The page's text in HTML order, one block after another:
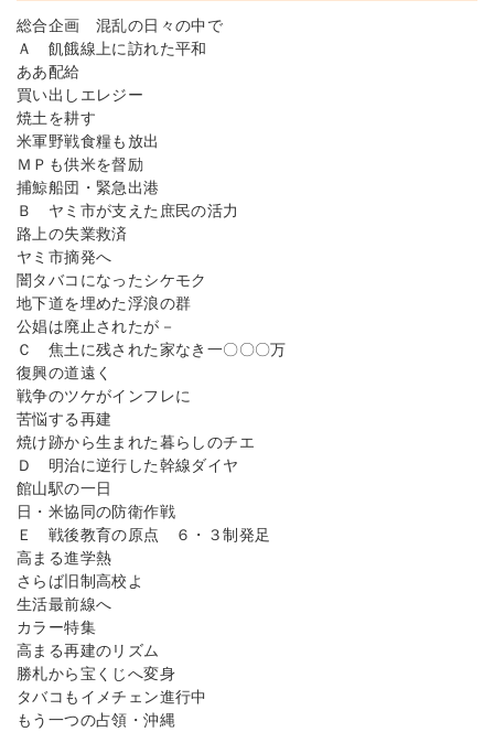
総合企画 混乱の日々の中で
Ａ 飢餓線上に訪れた平和
ああ配給
買い出しエレジー
焼土を耕す
米軍野戦食糧も放出
ＭＰも供米を督励
捕鯨船団・緊急出港
Ｂ ヤミ市が支えた庶民の活力
路上の失業救済
ヤミ市摘発へ
闇タバコになったシケモク
地下道を埋めた浮浪の群
公娼は廃止されたが－
Ｃ 焦土に残された家なき一〇〇〇万
復興の道遠く
戦争のツケがインフレに
苦悩する再建
焼け跡から生まれた暮らしのチエ
Ｄ 明治に逆行した幹線ダイヤ
館山駅の一日
日・米協同の防衛作戦
Ｅ 戦後教育の原点 ６・３制発足
高まる進学熱
さらば旧制高校よ
生活最前線へ
カラー特集
高まる再建のリズム
勝札から宝くじへ変身
タバコもイメチェン進行中
もう一つの占領・沖縄